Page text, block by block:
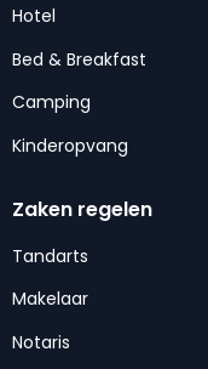
Hotel
Bed & Breakfast
Camping
Kinderopvang
Zaken regelen
Tandarts
Makelaar
Notaris